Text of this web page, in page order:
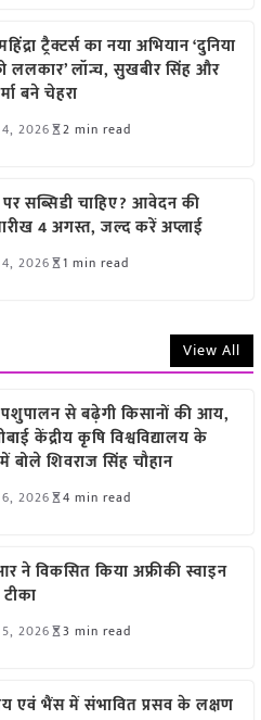
ट्रैक्टर्स का नया अभियान ‘दुनिया
ललकार’ लॉन्च, सुखबीर सिंह और
बने चेहरा
2026 2 min read
पर सब्सिडी चाहिए? आवेदन की
4 अगस्त, जल्द करें अप्लाई
2026 1 min read
View All
पशुपालन से बढ़ेगी किसानों की आय,
केंद्रीय कृषि विश्वविद्यालय के
बोले शिवराज सिंह चौहान
2026 4 min read
ने विकसित किया अफ्रीकी स्वाइन
2026 3 min read
एवं भैंस में संभावित प्रसव के लक्षण